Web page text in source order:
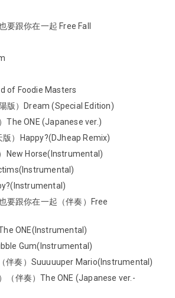
要跟你在一起 Free Fall
of Foodie Masters
版）Dream (Special Edition)
The ONE (Japanese ver.)
）Happy?(DJheap Remix)
New Horse(Instrumental)
要跟你在一起（伴奏）Free
ONE(Instrumental)
Gum(Instrumental)
伴奏）Suuuuuper Mario(Instrumental)
（伴奏）The ONE (Japanese ver.-